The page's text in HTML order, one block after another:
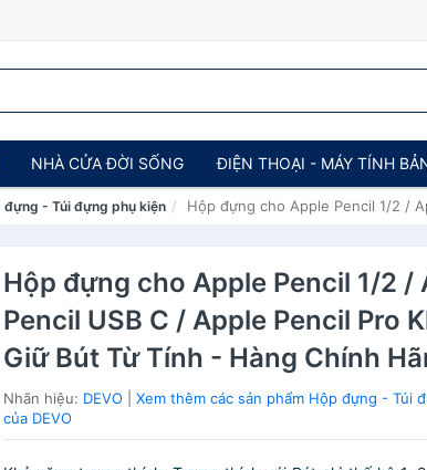
NHÀ CỬA ĐỜI SỐNG ĐIỆN THOẠI - MÁY TÍNH
đựng - Túi đựng phụ kiện Hộp đựng cho Apple Pencil 1/2 /
Hộp đựng cho Apple Pencil 1/2 /
Pencil USB C / Apple Pencil Pro
Giữ Bút Từ Tính - Hàng Chính
Nhãn hiệu: DEVO |Xem thêm các sản phẩm Hộp đựng - Túi
của DEVO